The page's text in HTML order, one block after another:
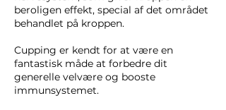
beroligen effekt, special af det området
behandlet på kroppen.
Cupping er kendt for at være en
fantastisk måde at forbedre dit
generelle velvære og booste
immunsystemet.